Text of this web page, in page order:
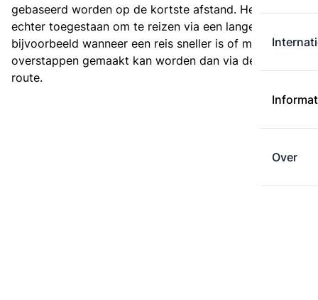
Over
gebaseerd worden op de kortste afstand. Het is
echter toegestaan om te reizen via een langere route,
bijvoorbeeld wanneer een reis sneller is of met minder
overstappen gemaakt kan worden dan via de kortste
route.